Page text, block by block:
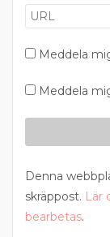
Meddela
Meddela
Denna
skräppost. Lär
bearbetas.